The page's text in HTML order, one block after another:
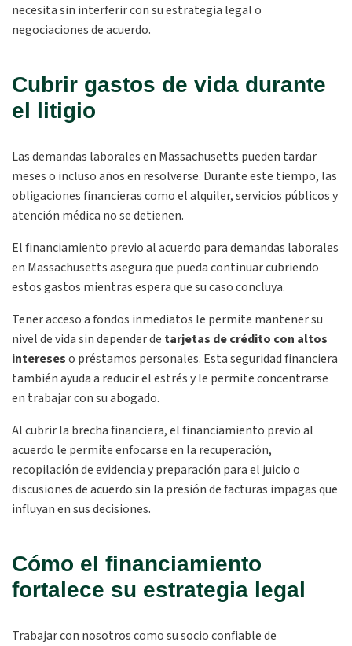
necesita sin interferir con su estrategia legal o
negociaciones de acuerdo.
Cubrir gastos de vida durante
el litigio
Las demandas laborales en Massachusetts pueden tardar
meses o incluso años en resolverse. Durante este tiempo, las
obligaciones financieras como el alquiler, servicios públicos y
atención médica no se detienen.
El financiamiento previo al acuerdo para demandas laborales
en Massachusetts asegura que pueda continuar cubriendo
estos gastos mientras espera que su caso concluya.
Tener acceso a fondos inmediatos le permite mantener su
nivel de vida sin depender de tarjetas de crédito con altos
intereseso préstamos personales. Esta seguridad financiera
también ayuda a reducir el estrés y le permite concentrarse
en trabajar con su abogado.
Al cubrir la brecha financiera, el financiamiento previo al
acuerdo le permite enfocarse en la recuperación,
recopilación de evidencia y preparación para el juicio o
discusiones de acuerdo sin la presión de facturas impagas que
influyan en sus decisiones.
Cómo el financiamiento
fortalece su estrategia legal
Trabajar con nosotros como su socio confiable de